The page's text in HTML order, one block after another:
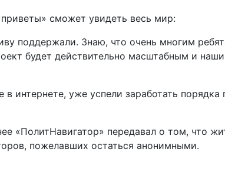
сможет увидеть весь мир:
поддержали. Знаю, что очень многим
будет действительно масштабным и
уже успели заработать порядка
«ПолитНавигатор» передавал о том, что
пожелавших остаться анонимными.